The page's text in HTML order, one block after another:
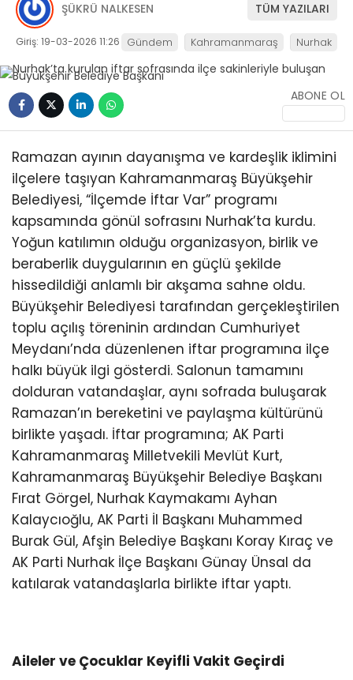
İhbar Hattı
KÜLTÜR/SANAT
ŞÜKRÜ NALKESEN TÜM YAZILARI
Giriş: 19-03-2026 11:26 Gündem Kahramanmaraş Nurhak
ABONE OL
Ramazan ayının dayanışma ve kardeşlik iklimini
ilçelere taşıyan Kahramanmaraş Büyükşehir
Belediyesi, “İlçemde İftar Var” programı
kapsamında gönül sofrasını Nurhak’ta kurdu.
Yoğun katılımın olduğu organizasyon, birlik ve
beraberlik duygularının en güçlü şekilde
hissedildiği anlamlı bir akşama sahne oldu.
Büyükşehir Belediyesi tarafından gerçekleştirilen
toplu açılış töreninin ardından Cumhuriyet
Meydanı’nda düzenlenen iftar programına ilçe
halkı büyük ilgi gösterdi. Salonun tamamını
dolduran vatandaşlar, aynı sofrada buluşarak
Ramazan’ın bereketini ve paylaşma kültürünü
birlikte yaşadı. İftar programına; AK Parti
Kahramanmaraş Milletvekili Mevlüt Kurt,
Kahramanmaraş Büyükşehir Belediye Başkanı
Fırat Görgel, Nurhak Kaymakamı Ayhan
Kalaycıoğlu, AK Parti İl Başkanı Muhammed
Burak Gül, Afşin Belediye Başkanı Koray Kıraç ve
AK Parti Nurhak İlçe Başkanı Günay Ünsal da
katılarak vatandaşlarla birlikte iftar yaptı.
Aileler ve Çocuklar Keyifli Vakit Geçirdi